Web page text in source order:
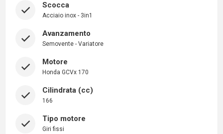
Scocca
Acciaio inox - 3in1
Avanzamento
Semovente - Variatore
Motore
Honda GCVx 170
Cilindrata (cc)
166
Tipo motore
Giri fissi